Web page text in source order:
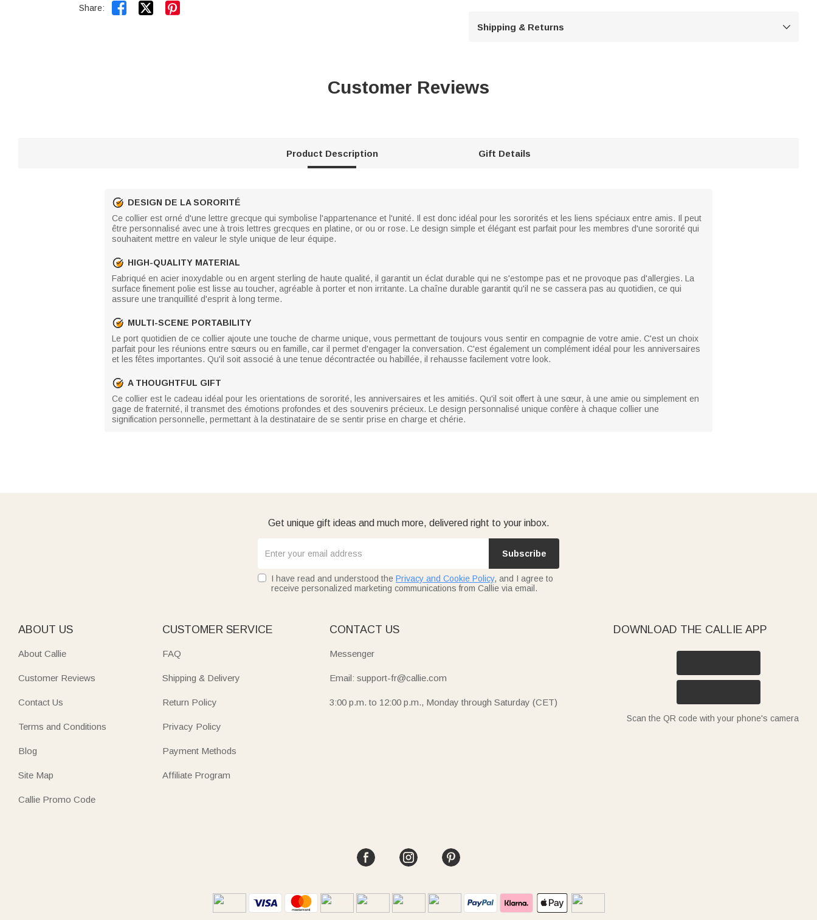
Share:  
Shipping & Returns 
Customer Reviews
Product Description Gift Details
DESIGN DE LA SORORITÉ
Ce collier est orné d'une lettre grecque qui symbolise l'appartenance et l'unité. Il est donc idéal pour les sororités et les liens spéciaux entre amis. Il peut
être personnalisé avec une à trois lettres grecques en platine, or ou or rose. Le design simple et élégant est parfait pour les membres d'une sororité qui
souhaitent mettre en valeur le style unique de leur équipe.
HIGH-QUALITY MATERIAL
Fabriqué en acier inoxydable ou en argent sterling de haute qualité, il garantit un éclat durable qui ne s'estompe pas et ne provoque pas d'allergies. La
surface finement polie est lisse au toucher, agréable à porter et non irritante. La chaîne durable garantit qu'il ne se cassera pas au quotidien, ce qui
assure une tranquillité d'esprit à long terme.
MULTI-SCENE PORTABILITY
Le port quotidien de ce collier ajoute une touche de charme unique, vous permettant de toujours vous sentir en compagnie de votre amie. C'est un choix
parfait pour les réunions entre sœurs ou en famille, car il permet d'engager la conversation. C'est également un complément idéal pour les anniversaires
et les fêtes importantes. Qu'il soit associé à une tenue décontractée ou habillée, il rehausse facilement votre look.
A THOUGHTFUL GIFT
Ce collier est le cadeau idéal pour les orientations de sororité, les anniversaires et les amitiés. Qu'il soit offert à une sœur, à une amie ou simplement en
gage de fraternité, il transmet des émotions profondes et des souvenirs précieux. Le design personnalisé unique confère à chaque collier une
signification personnelle, permettant à la destinataire de se sentir prise en charge et chérie.
Get unique gift ideas and much more, delivered right to your inbox.
Subscribe
I have read and understood the Privacy and Cookie Policy, and I agree to
receive personalized marketing communications from Callie via email.
ABOUT US
About Callie
Customer Reviews
Contact Us
Terms and Conditions
Blog
Site Map
Callie Promo Code
CUSTOMER SERVICE
FAQ
Shipping & Delivery
Return Policy
Privacy Policy
Payment Methods
Affiliate Program
CONTACT US
Messenger
Email: support-fr@callie.com
3:00 p.m. to 12:00 p.m., Monday through Saturday (CET)
DOWNLOAD THE CALLIE APP
Scan the QR code with your phone's camera